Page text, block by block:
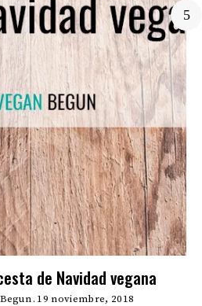
de Navidad vegana
19 noviembre, 2018